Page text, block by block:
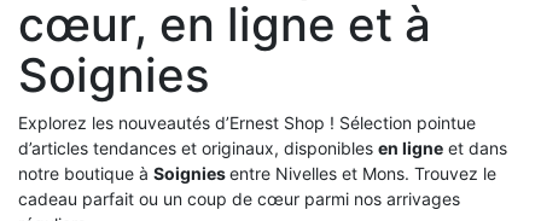
cœur, en ligne et à
Soignies
Explorez les nouveautés d’Ernest Shop ! Sélection pointue
d’articles tendances et originaux, disponibles en ligne et dans
notre boutique à Soigniesentre Nivelles et Mons. Trouvez le
cadeau parfait ou un coup de cœur parmi nos arrivages